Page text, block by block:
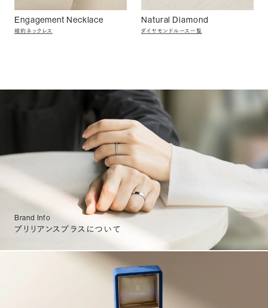
Engagement Necklace
婚約ネックレス
Natural Diamond
ダイヤモンドルース一覧
Brand Info
ブリリアンスプラスについて